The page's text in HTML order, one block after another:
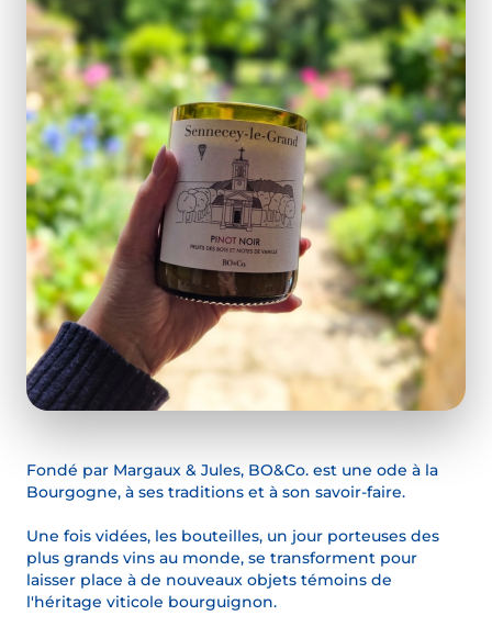
Fondé par Margaux & Jules, BO&Co. est une ode à la
Bourgogne, à ses traditions et à son savoir-faire.
Une fois vidées, les bouteilles, un jour porteuses des
plus grands vins au monde, se transforment pour
laisser place à de nouveaux objets témoins de
l'héritage viticole bourguignon.